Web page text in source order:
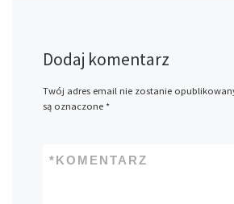
Dodaj komentarz
Twój adres email nie zostanie
są oznaczone *
KOMENTARZ
*